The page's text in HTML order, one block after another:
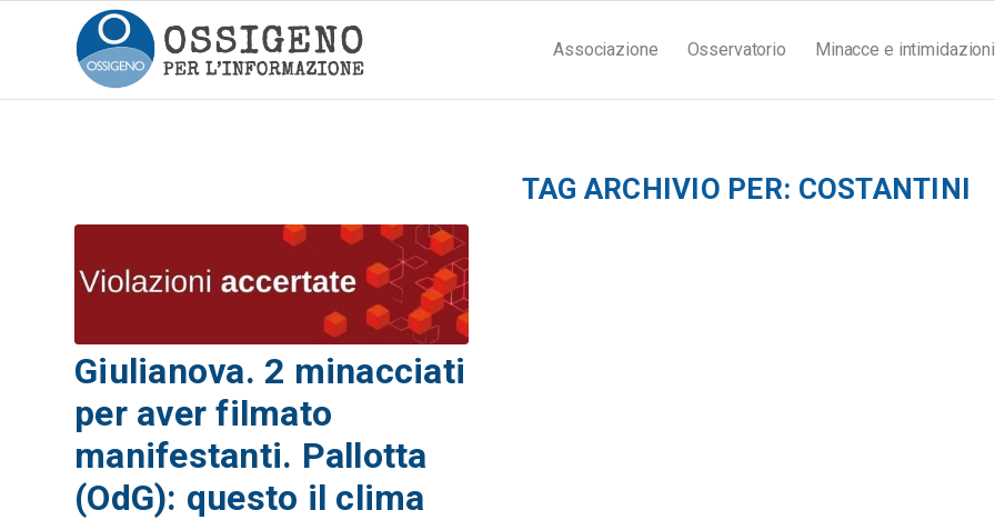
Associazione Osservatorio Minacce e intimidazioni
TAG ARCHIVIO PER: COSTANTINI
Giulianova. 2 minacciati
per aver filmato
manifestanti. Pallotta
(OdG): questo il clima